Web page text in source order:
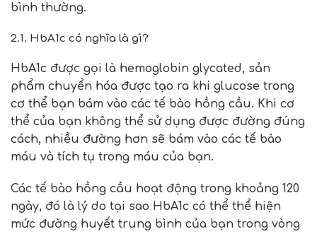
bình thường.
2.1. HbA1c có nghĩa là gì?
HbA1c được gọi là hemoglobin glycated, sản
phẩm chuyển hóa được tạo ra khi glucose trong
cơ thể bạn bám vào các tế bào hồng cầu. Khi cơ
thể của bạn không thể sử dụng được đường đúng
cách, nhiều đường hơn sẽ bám vào các tế bào
máu và tích tụ trong máu của bạn.
Các tế bào hồng cầu hoạt động trong khoảng 120
ngày, đó là lý do tại sao HbA1c có thể thể hiện
mức đường huyết trung bình của bạn trong vòng